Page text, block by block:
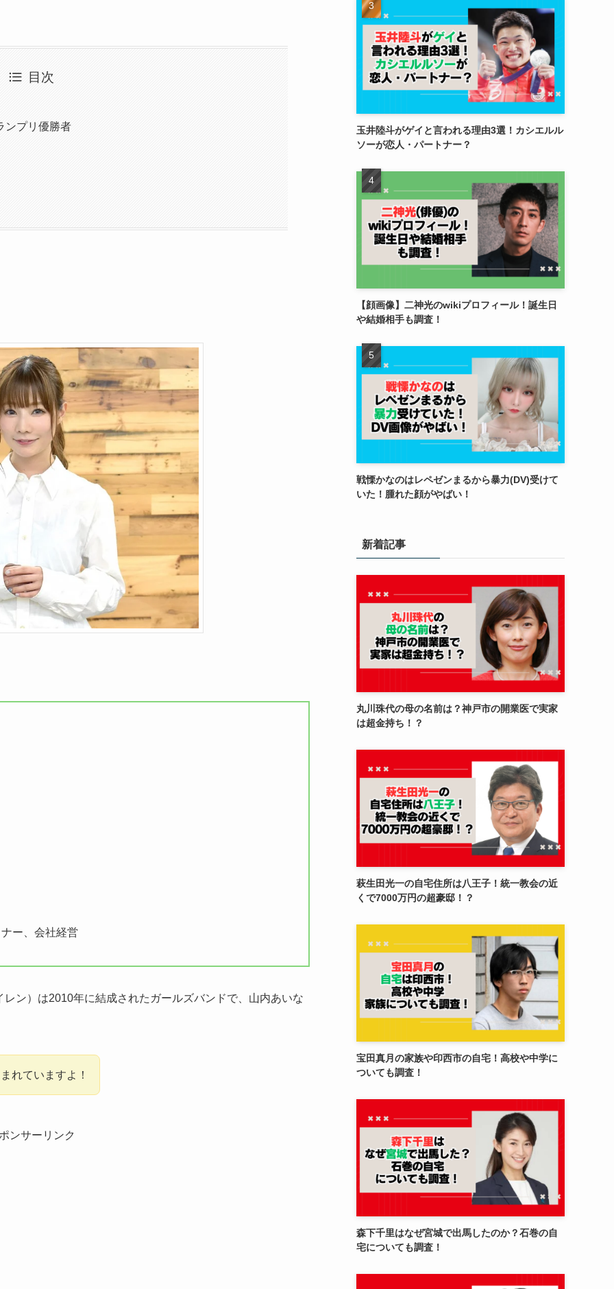
目次
ンプリ優勝者
ー、会社経営
ン）は2010年に結成されたガールズバンドで、山内あいな
れていますよ！
ンサーリンク
玉井陸斗がゲイと言われる理由3選！カシエルル
ソーが恋人・パートナー？
【顔画像】二神光のwikiプロフィール！誕生日
や結婚相手も調査！
戦慄かなのはレペゼンまるから暴力(DV)受けて
いた！腫れた顔がやばい！
新着記事
丸川珠代の母の名前は？神戸市の開業医で実家
は超金持ち！？
萩生田光一の自宅住所は八王子！統一教会の近
くで7000万円の超豪邸！？
宝田真月の家族や印西市の自宅！高校や中学に
ついても調査！
森下千里はなぜ宮城で出馬したのか？石巻の自
宅についても調査！